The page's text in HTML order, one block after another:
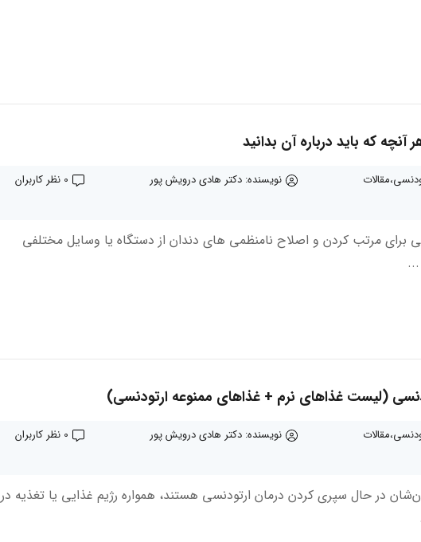
که باید درباره آن بدانید
مقالات نویسنده: دکتر هادی درویش پور
0 نظر کاربران
مرتب کردن و اصلاح نامنظمی های دندان از دستگاه یا وسایل مختلفی
...
(لیست غذاهای نرم + غذاهای ممنوعه ارتودنسی)
مقالات نویسنده: دکتر هادی درویش پور
0 نظر کاربران
در حال سپری کردن درمان ارتودنسی هستند، همواره رژیم غذایی یا تغذیه در